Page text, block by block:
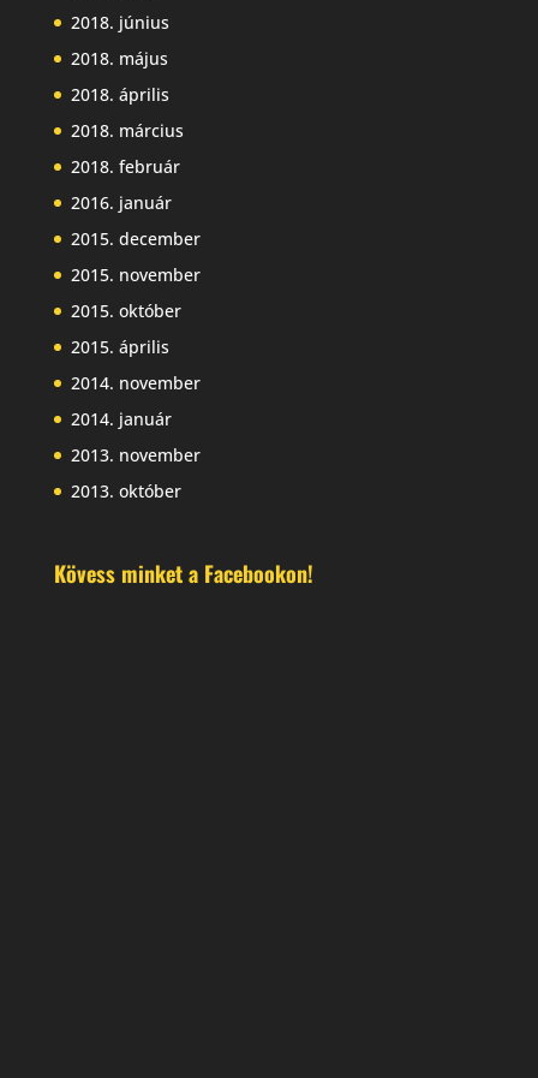
2018. június
2018. május
2018. április
2018. március
2018. február
2016. január
2015. december
2015. november
2015. október
2015. április
2014. november
2014. január
2013. november
2013. október
Kövess minket a Facebookon!